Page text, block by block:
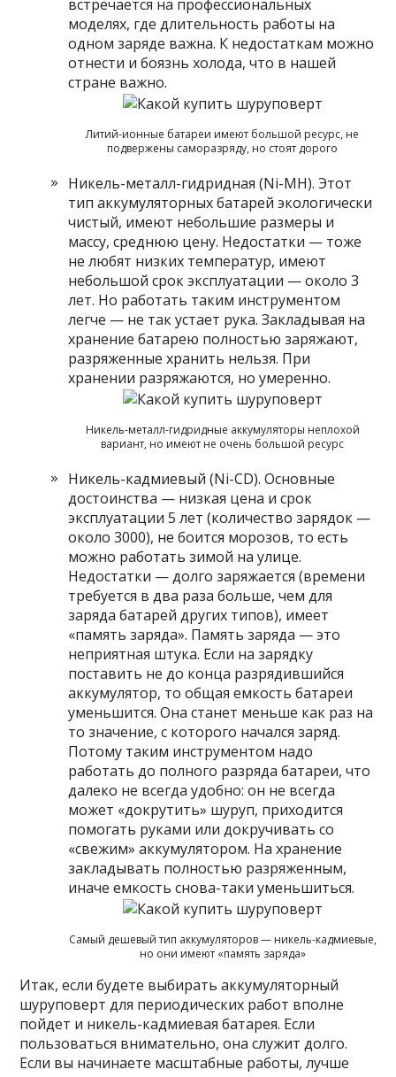
встречается на профессиональных
моделях, где длительность работы на
одном заряде важна. К недостаткам можно
отнести и боязнь холода, что в нашей
стране важно.
Литий-ионные батареи имеют большой ресурс, не
подвержены саморазряду, но стоят дорого
Никель-металл-гидридная (Ni-MH). Этот
тип аккумуляторных батарей экологически
чистый, имеют небольшие размеры и
массу, среднюю цену. Недостатки — тоже
не любят низких температур, имеют
небольшой срок эксплуатации — около 3
лет. Но работать таким инструментом
легче — не так устает рука. Закладывая на
хранение батарею полностью заряжают,
разряженные хранить нельзя. При
хранении разряжаются, но умеренно.
Никель-металл-гидридные аккумуляторы неплохой
вариант, но имеют не очень большой ресурс
Никель-кадмиевый (Ni-CD). Основные
достоинства — низкая цена и срок
эксплуатации 5 лет (количество зарядок —
около 3000), не боится морозов, то есть
можно работать зимой на улице.
Недостатки — долго заряжается (времени
требуется в два раза больше, чем для
заряда батарей других типов), имеет
«память заряда». Память заряда — это
неприятная штука. Если на зарядку
поставить не до конца разрядившийся
аккумулятор, то общая емкость батареи
уменьшится. Она станет меньше как раз на
то значение, с которого начался заряд.
Потому таким инструментом надо
работать до полного разряда батареи, что
далеко не всегда удобно: он не всегда
может «докрутить» шуруп, приходится
помогать руками или докручивать со
«свежим» аккумулятором. На хранение
закладывать полностью разряженным,
иначе емкость снова-таки уменьшиться.
Самый дешевый тип аккумуляторов — никель-кадмиевые,
но они имеют «память заряда»
Итак, если будете выбирать аккумуляторный
шуруповерт для периодических работ вполне
пойдет и никель-кадмиевая батарея. Если
пользоваться внимательно, она служит долго.
Если вы начинаете масштабные работы, лучше